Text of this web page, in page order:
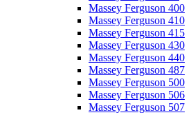
Massey Ferguson 400
Massey Ferguson 410
Massey Ferguson 415
Massey Ferguson 430
Massey Ferguson 440
Massey Ferguson 487
Massey Ferguson 500
Massey Ferguson 506
Massey Ferguson 507